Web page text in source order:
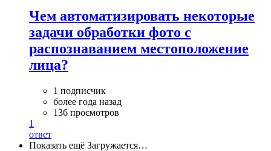
Чем автоматизировать некоторые
задачи обработки фото с
распознаванием местоположение
лица?
1 подписчик
более года назад
136 просмотров
1
ответ
Показать ещё Загружается…